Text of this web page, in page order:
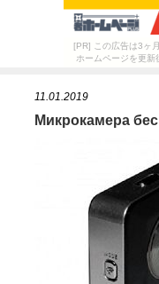
[PR] この広告は3ヶ
ホームページを更
11.01.2019
Микрокамера